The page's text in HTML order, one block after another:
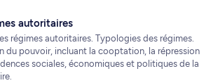
autoritaires
régimes autoritaires. Typologies des régimes.
du pouvoir, incluant la cooptation, la répression
sociales, économiques et politiques de la